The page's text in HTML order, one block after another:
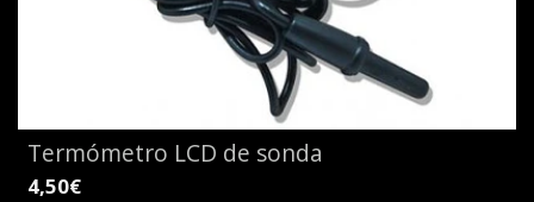
Termómetro LCD de sonda
4,50€